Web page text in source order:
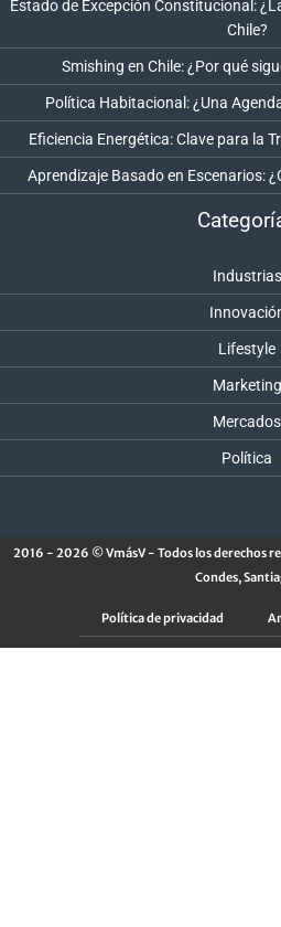
Estado de Excepción Constitucional:
Chile?
Smishing en Chile: ¿Por qué
Política Habitacional: ¿Una
Eficiencia Energética: Clave para la
Aprendizaje Basado en Escenarios:
Industrias
Lifestyle
Marketing
Mercados
Política
2016 - 2026 © VmásV - Todos los derechos
Condes,
Política de privacidad